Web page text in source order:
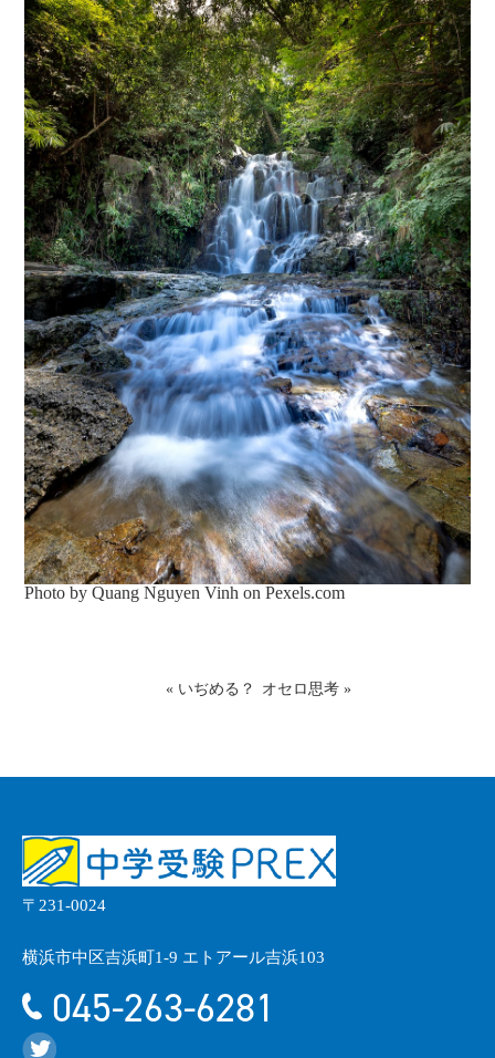
Photo by Quang Nguyen Vinh onPexels.com
« いぢめる？ オセロ思考 »
〒231-0024
横浜市中区吉浜町1-9 エトアール吉浜103
045-263-6281